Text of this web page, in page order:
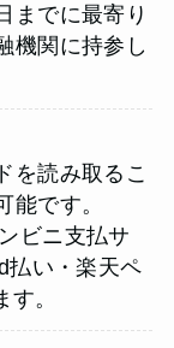
までに最寄り
機関に持参し
を読み取るこ
能です。
ビニ支払サ
払い・楽天ペ
。